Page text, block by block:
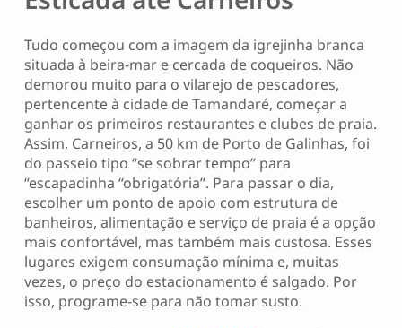
Tudo começou com a imagem da igrejinha branca
situada à beira-mar e cercada de coqueiros. Não
demorou muito para o vilarejo de pescadores,
pertencente à cidade de Tamandaré, começar a
ganhar os primeiros restaurantes e clubes de praia.
Assim, Carneiros, a 50 km de Porto de Galinhas, foi
do passeio tipo “se sobrar tempo” para
“escapadinha “obrigatória”. Para passar o dia,
escolher um ponto de apoio com estrutura de
banheiros, alimentação e serviço de praia é a opção
mais confortável, mas também mais custosa. Esses
lugares exigem consumação mínima e, muitas
vezes, o preço do estacionamento é salgado. Por
isso, programe-se para não tomar susto.